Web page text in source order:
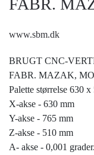
www.sbm.dk
BRUGT CNC-
FABR. MAZAK,
Palette størrelse 630
X-akse - 630 mm
Y-akse - 765 mm
Z-akse - 510 mm
A- akse - 0,001